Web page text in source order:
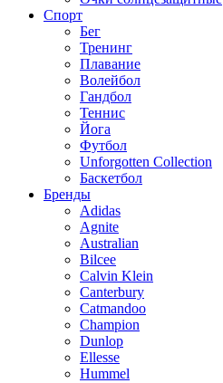
Спорт
Бег
Тренинг
Плавание
Волейбол
Гандбол
Теннис
Йога
Футбол
Unforgotten Collection
Баскетбол
Бренды
Adidas
Agnite
Australian
Bilcee
Calvin Klein
Canterbury
Catmandoo
Champion
Dunlop
Ellesse
Hummel